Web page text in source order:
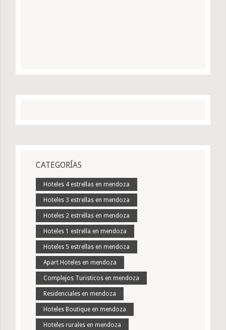
CATEGORÍAS
Hoteles 4 estrellas en mendoza
Hoteles 3 estrellas en mendoza
Hoteles 2 estrellas en mendoza
Hoteles 1 estrella en mendoza
Hoteles 5 estrellas en mendoza
Apart Hoteles en mendoza
Complejos Turisticos en mendoza
Residenciales en mendoza
Hoteles Boutique en mendoza
Hoteles rurales en mendoza